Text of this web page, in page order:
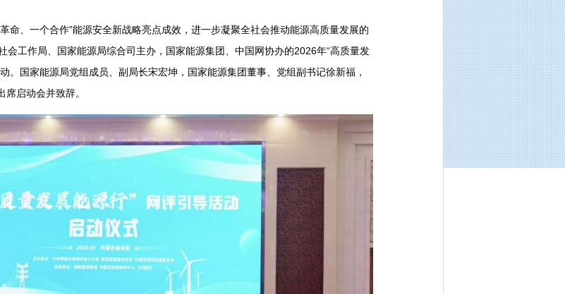
、一个合作”能源安全新战略亮点成效，进一步凝聚全社会推动能源高质量发展的
会工作局、国家能源局综合司主办，国家能源集团、中国网协办的2026年“高质量发
。国家能源局党组成员、副局长宋宏坤，国家能源集团董事、党组副书记徐新福，
启动会并致辞。